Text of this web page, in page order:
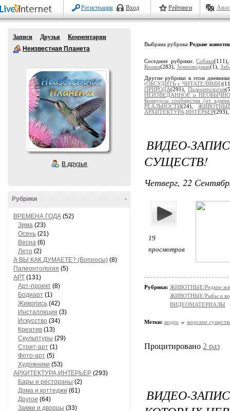
Регистрация Вход Рейтинги
Записи Друзья
Комментарии
Неизвестная Планета
В друзья
-
Рубрики
ВРЕМЕНА ГОДА (52)
Зима (23)
Осень (21)
Весна (6)
Лето (2)
А ВЫ КАК ДУМАЕТЕ? (Вопросы) (8)
Палеонтология (5)
АРТ (131)
Арт-проект (8)
Бодиарт (1)
Живопись (42)
Инсталляция (3)
Искусство (34)
Креатив (13)
Скульптуры (29)
Стрит-арт (1)
Фото-арт (5)
Художники (53)
АРХИТЕКТУРА,ИНТЕРЬЕР (293)
Бары и рестораны (2)
Дома и коттеджи (61)
Другое (64)
Замки и дворцы (33)
Выбрана рубрика Редкие
Соседние рубрики:Собаки
Кошки(283), Земноводные(1),
Другие рубрики в этом
(ОБСУДИТЬ с ЧИТАТЕЛЯМИ)
ПРИРОДА(291),Палеонтология
НЕИЗВЕДАННОЕ и
Конкурсы сообщества (от
РЕАЛЬНОСТИ(24),
АРХИТЕКТУРА,ИНТЕРЬЕР(293),
ВИДЕО-
СУЩЕСТВ!
Четверг, 22
19
просмотров
Рубрики: ЖИВОТНЫЕ/Редкие
ЖИВОТНЫЕ/Рыбы и
ВИДЕОМАТЕРИАЛЫ
Метки: видео морские
Процитировано 2 раз
ВИДЕО-